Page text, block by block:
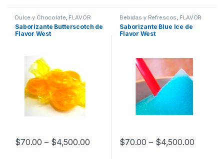
Dulce y Chocolate, FLAVOR
WEST ,Sabor a Dulce y
Chocolate,Saborizantes
Saborizante Butterscotch de
Flavor West
$70.00 – $4,500.00
Bebidas y Refrescos, FLAVOR
WEST ,Sabor a Bebidas y
Refrescos,Saborizantes
Saborizante Blue Ice de
Flavor West
$70.00 – $4,500.00